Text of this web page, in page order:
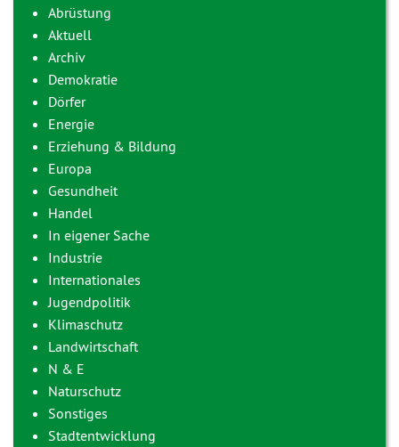
Abrüstung
Aktuell
Archiv
Demokratie
Dörfer
Energie
Erziehung & Bildung
Europa
Gesundheit
Handel
In eigener Sache
Industrie
Internationales
Jugendpolitik
Klimaschutz
Landwirtschaft
N & E
Naturschutz
Sonstiges
Stadtentwicklung